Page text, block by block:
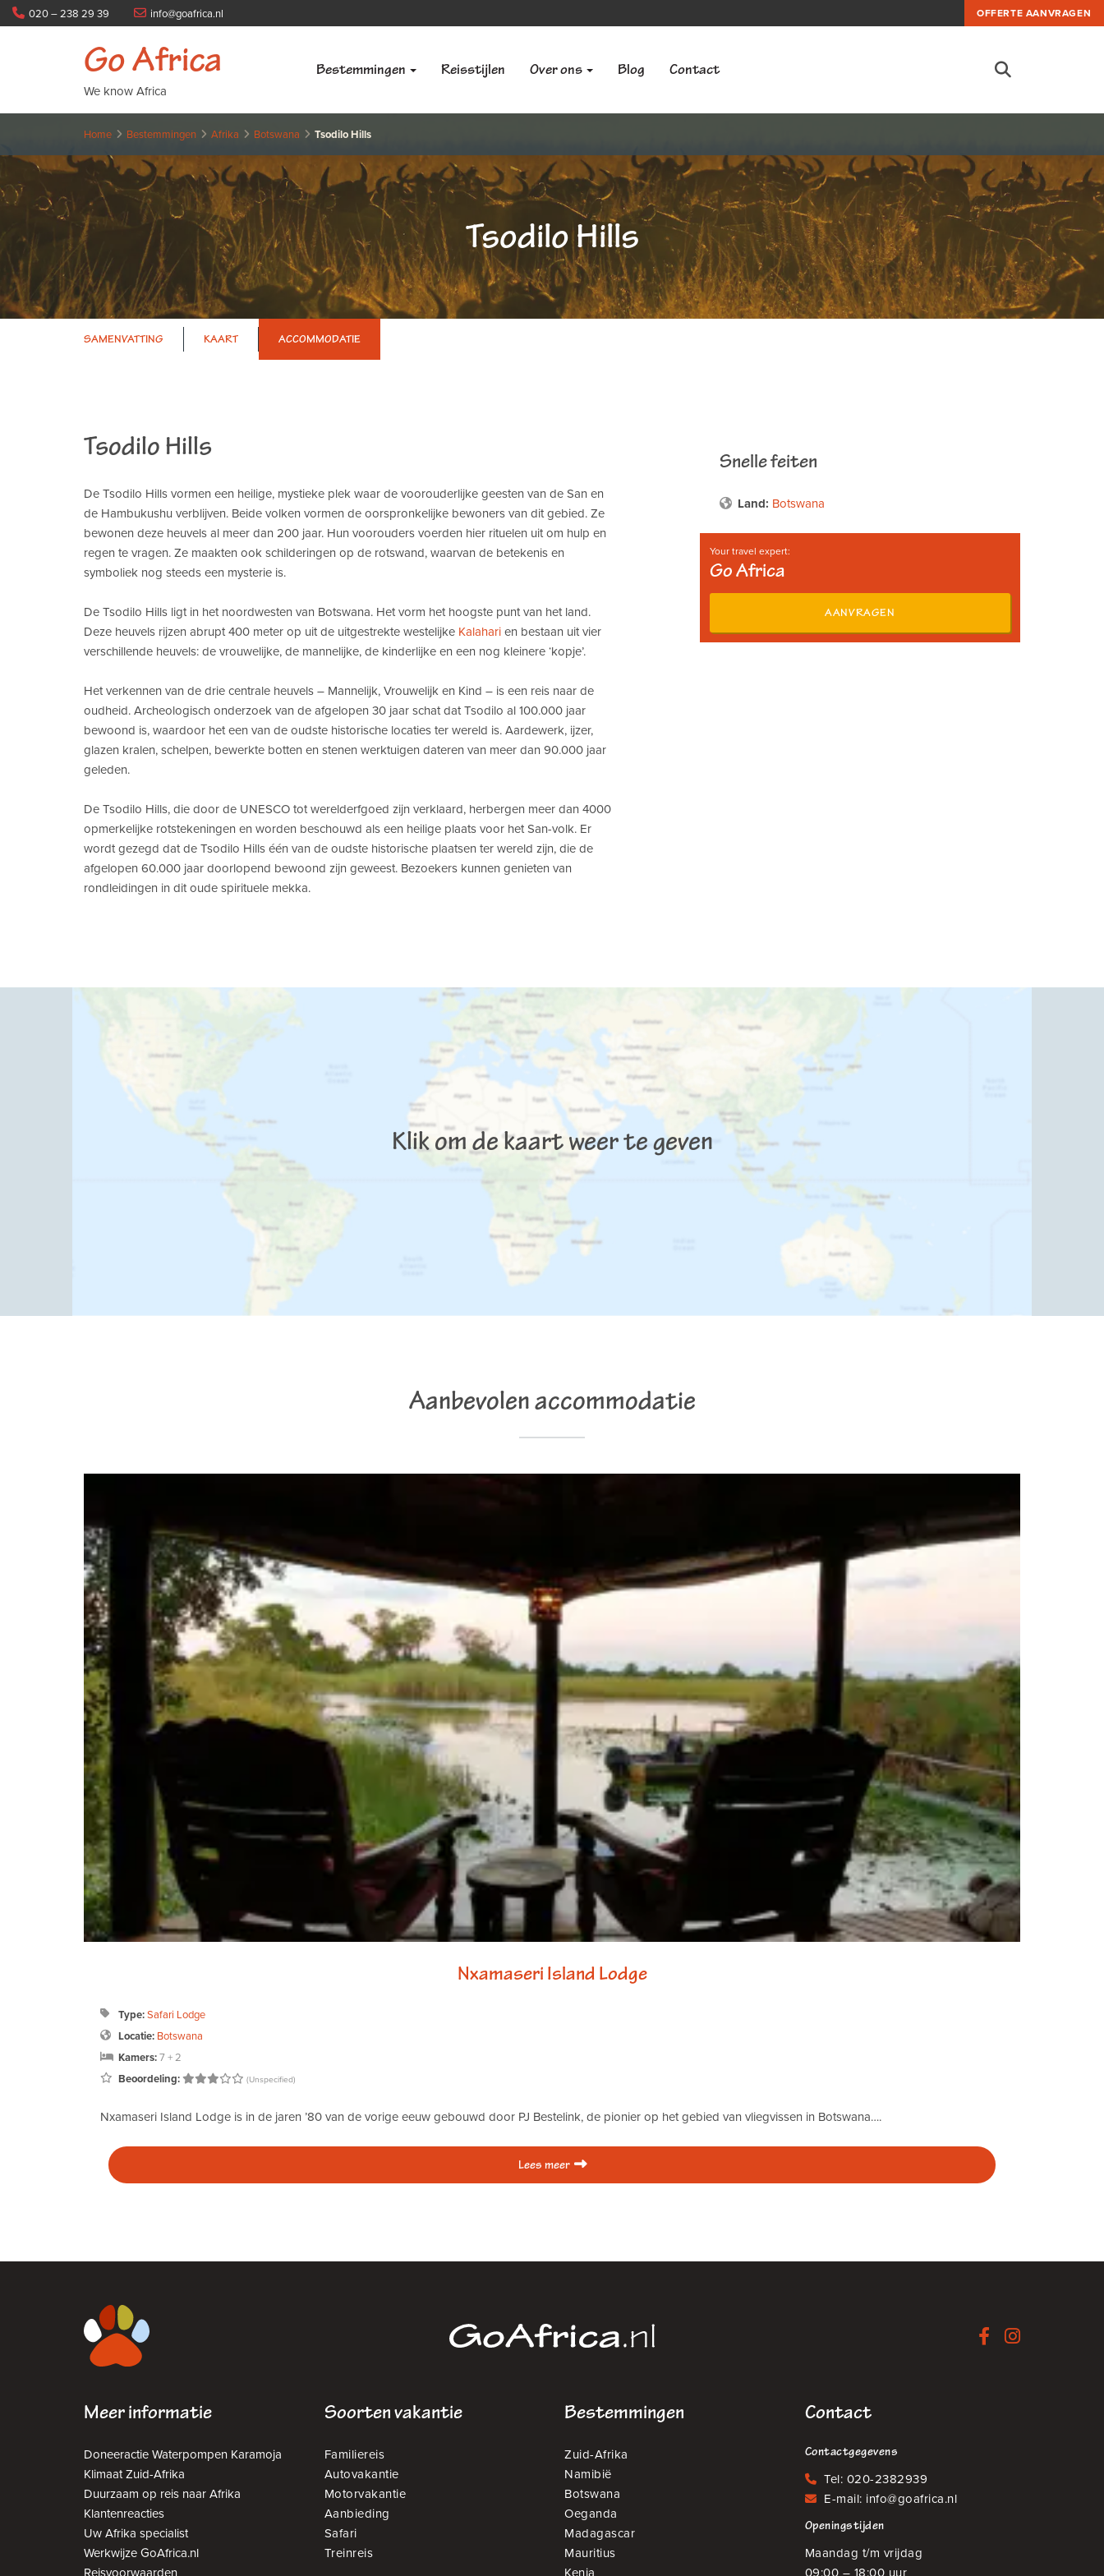
OFFERTE AANVRAGEN
020 – 238 29 39 info@goafrica.nl
Go Africa
We know Africa
Bestemmingen Reisstijlen Over ons Blog Contact
Home Bestemmingen Afrika Botswana Tsodilo Hills
Tsodilo Hills
SAMENVATTING KAART ACCOMMODATIE
Tsodilo Hills
De Tsodilo Hills vormen een heilige, mystieke plek waar de voorouderlijke geesten van de San en
de Hambukushu verblijven. Beide volken vormen de oorspronkelijke bewoners van dit gebied. Ze
bewonen deze heuvels al meer dan 200 jaar. Hun voorouders voerden hier rituelen uit om hulp en
regen te vragen. Ze maakten ook schilderingen op de rotswand, waarvan de betekenis en
symboliek nog steeds een mysterie is.
De Tsodilo Hills ligt in het noordwesten van Botswana. Het vorm het hoogste punt van het land.
Deze heuvels rijzen abrupt 400 meter op uit de uitgestrekte westelijke Kalaharien bestaan uit vier
verschillende heuvels: de vrouwelijke, de mannelijke, de kinderlijke en een nog kleinere ‘kopje’.
Het verkennen van de drie centrale heuvels – Mannelijk, Vrouwelijk en Kind – is een reis naar de
oudheid. Archeologisch onderzoek van de afgelopen 30 jaar schat dat Tsodilo al 100.000 jaar
bewoond is, waardoor het een van de oudste historische locaties ter wereld is. Aardewerk, ijzer,
glazen kralen, schelpen, bewerkte botten en stenen werktuigen dateren van meer dan 90.000 jaar
geleden.
De Tsodilo Hills, die door de UNESCO tot werelderfgoed zijn verklaard, herbergen meer dan 4000
opmerkelijke rotstekeningen en worden beschouwd als een heilige plaats voor het San-volk. Er
wordt gezegd dat de Tsodilo Hills één van de oudste historische plaatsen ter wereld zijn, die de
afgelopen 60.000 jaar doorlopend bewoond zijn geweest. Bezoekers kunnen genieten van
rondleidingen in dit oude spirituele mekka.
Snelle feiten
Land: Botswana
Your travel expert:
Go Africa
AANVRAGEN
Klik om de kaart weer te geven
Aanbevolen accommodatie
Nxamaseri Island Lodge
Type:Safari Lodge
Locatie: Botswana
Kamers:7 + 2
Beoordeling: (Unspecified)
Nxamaseri Island Lodge is in de jaren ’80 van de vorige eeuw gebouwd door PJ Bestelink, de pionier op het gebied van vliegvissen in Botswana….
Lees meer
Meer informatie
Doneeractie Waterpompen Karamoja
Klimaat Zuid-Afrika
Duurzaam op reis naar Afrika
Klantenreacties
Uw Afrika specialist
Werkwijze GoAfrica.nl
Reisvoorwaarden
Soorten vakantie
Familiereis
Autovakantie
Motorvakantie
Aanbieding
Safari
Treinreis
Bestemmingen
Zuid-Afrika
Namibië
Botswana
Oeganda
Madagascar
Mauritius
Kenia
Contact
Contactgegevens
Tel: 020-2382939
E-mail: info@goafrica.nl
Openingstijden
Maandag t/m vrijdag
09:00 – 18:00 uur